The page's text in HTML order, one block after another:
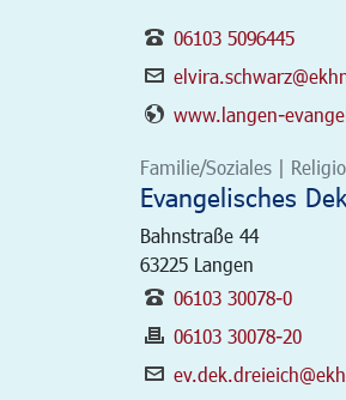
06103 5096445
www.langen-
Familie/Soziales |
Evangelisches
Bahnstraße 44
63225 Langen
06103 30078-0
06103 30078-20